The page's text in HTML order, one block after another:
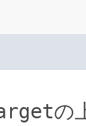
の